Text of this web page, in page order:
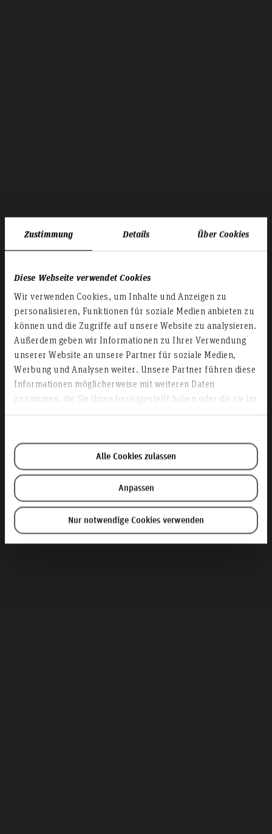
Zustimmung Details Über Cookies
Diese Webseite verwendet Cookies
Wir verwenden Cookies, um Inhalte und Anzeigen zu
personalisieren, Funktionen für soziale Medien anbieten zu
können und die Zugriffe auf unsere Website zu analysieren.
Außerdem geben wir Informationen zu Ihrer Verwendung
unserer Website an unsere Partner für soziale Medien,
Werbung und Analysen weiter. Unsere Partner führen diese
Informationen möglicherweise mit weiteren Daten
zusammen, die Sie ihnen bereitgestellt haben oder die sie im
Alle Cookies zulassen
Anpassen
Nur notwendige Cookies verwenden
Seminarräume